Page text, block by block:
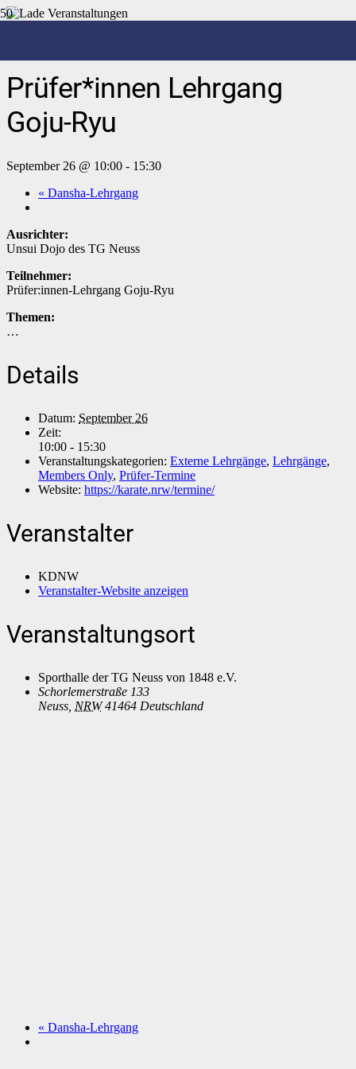
Prüfer*innen Lehrgang
Goju-Ryu
September 26 @ 10:00 - 15:30
« Dansha-Lehrgang
Ausrichter:
Unsui Dojo des TG Neuss
Teilnehmer:
Prüfer:innen-Lehrgang Goju-Ryu
Themen:
…
Details
Datum: September 26
Zeit:
10:00 - 15:30
Veranstaltungskategorien: Externe Lehrgänge, Lehrgänge,
Members Only, Prüfer-Termine
Website: https://karate.nrw/termine/
Veranstalter
KDNW
Veranstalter-Website anzeigen
Veranstaltungsort
Sporthalle der TG Neuss von 1848 e.V.
Schorlemerstraße 133
Neuss NRW 41464 Deutschland
« Dansha-Lehrgang